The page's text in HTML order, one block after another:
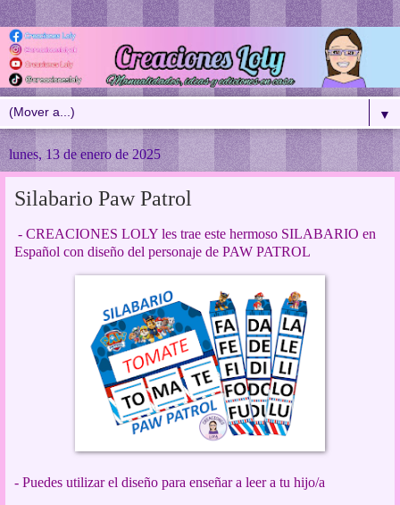
▼
lunes, 13 de enero de 2025
Silabario Paw Patrol
- CREACIONES LOLY les trae este hermoso SILABARIO en
Español con diseño del personaje de PAW PATROL
- Puedes utilizar el diseño para enseñar a leer a tu hijo/a